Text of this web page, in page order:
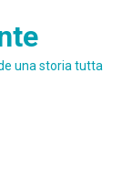
una storia tutta